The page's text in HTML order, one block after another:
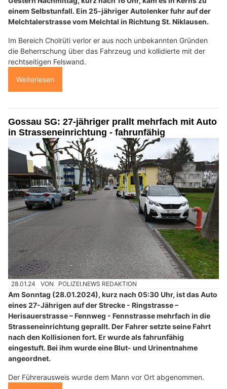
einem Selbstunfall. Ein 25-jähriger Autolenker fuhr auf der
Melchtalerstrasse vom Melchtal in Richtung St. Niklausen.
Im Bereich Cholrüti verlor er aus noch unbekannten Gründen
die Beherrschung über das Fahrzeug und kollidierte mit der
rechtseitigen Felswand.
Weiterlesen
Gossau SG: 27-jähriger prallt mehrfach mit Auto
in Strasseneinrichtung - fahrunfähig
28.01.24 VON POLIZEI.NEWS REDAKTION
Am Sonntag (28.01.2024), kurz nach 05:30 Uhr, ist das Auto
eines 27-Jährigen auf der Strecke - Ringstrasse –
Herisauerstrasse – Fennweg - Fennstrasse mehrfach in die
Strasseneinrichtung geprallt. Der Fahrer setzte seine Fahrt
nach den Kollisionen fort. Er wurde als fahrunfähig
eingestuft. Bei ihm wurde eine Blut- und Urinentnahme
angeordnet.
Der Führerausweis wurde dem Mann vor Ort abgenommen.